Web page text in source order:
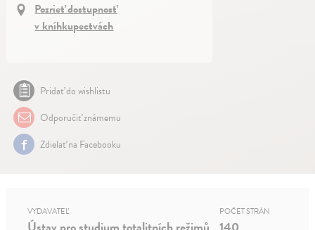
Pozrieť dostupnosť
v kníhkupectvách
Pridať do wishlistu
Odporučiť známemu
Zdielať na Facebooku
VYDAVATEĽ POČET STRÁN